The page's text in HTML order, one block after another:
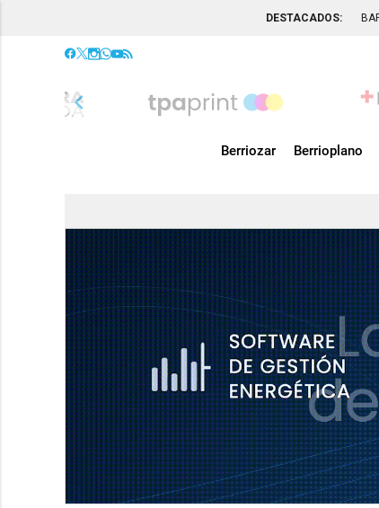
DESTACADOS:
chevron_left
Berriozar Berrioplano